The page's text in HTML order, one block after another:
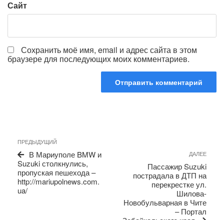
Сайт
Сохранить моё имя, email и адрес сайта в этом
браузере для последующих моих комментариев.
по
записям
Предыдущая
запись
ПРЕДЫДУЩИЙ
В Мариуполе BMW и
Suzuki столкнулись,
пропуская пешехода –
http://mariupolnews.com.
ua/
ДАЛЕЕ
Пассажир Suzuki
пострадала в ДТП на
перекрестке ул.
Шилова-
Новобульварная в Чите
– Портал